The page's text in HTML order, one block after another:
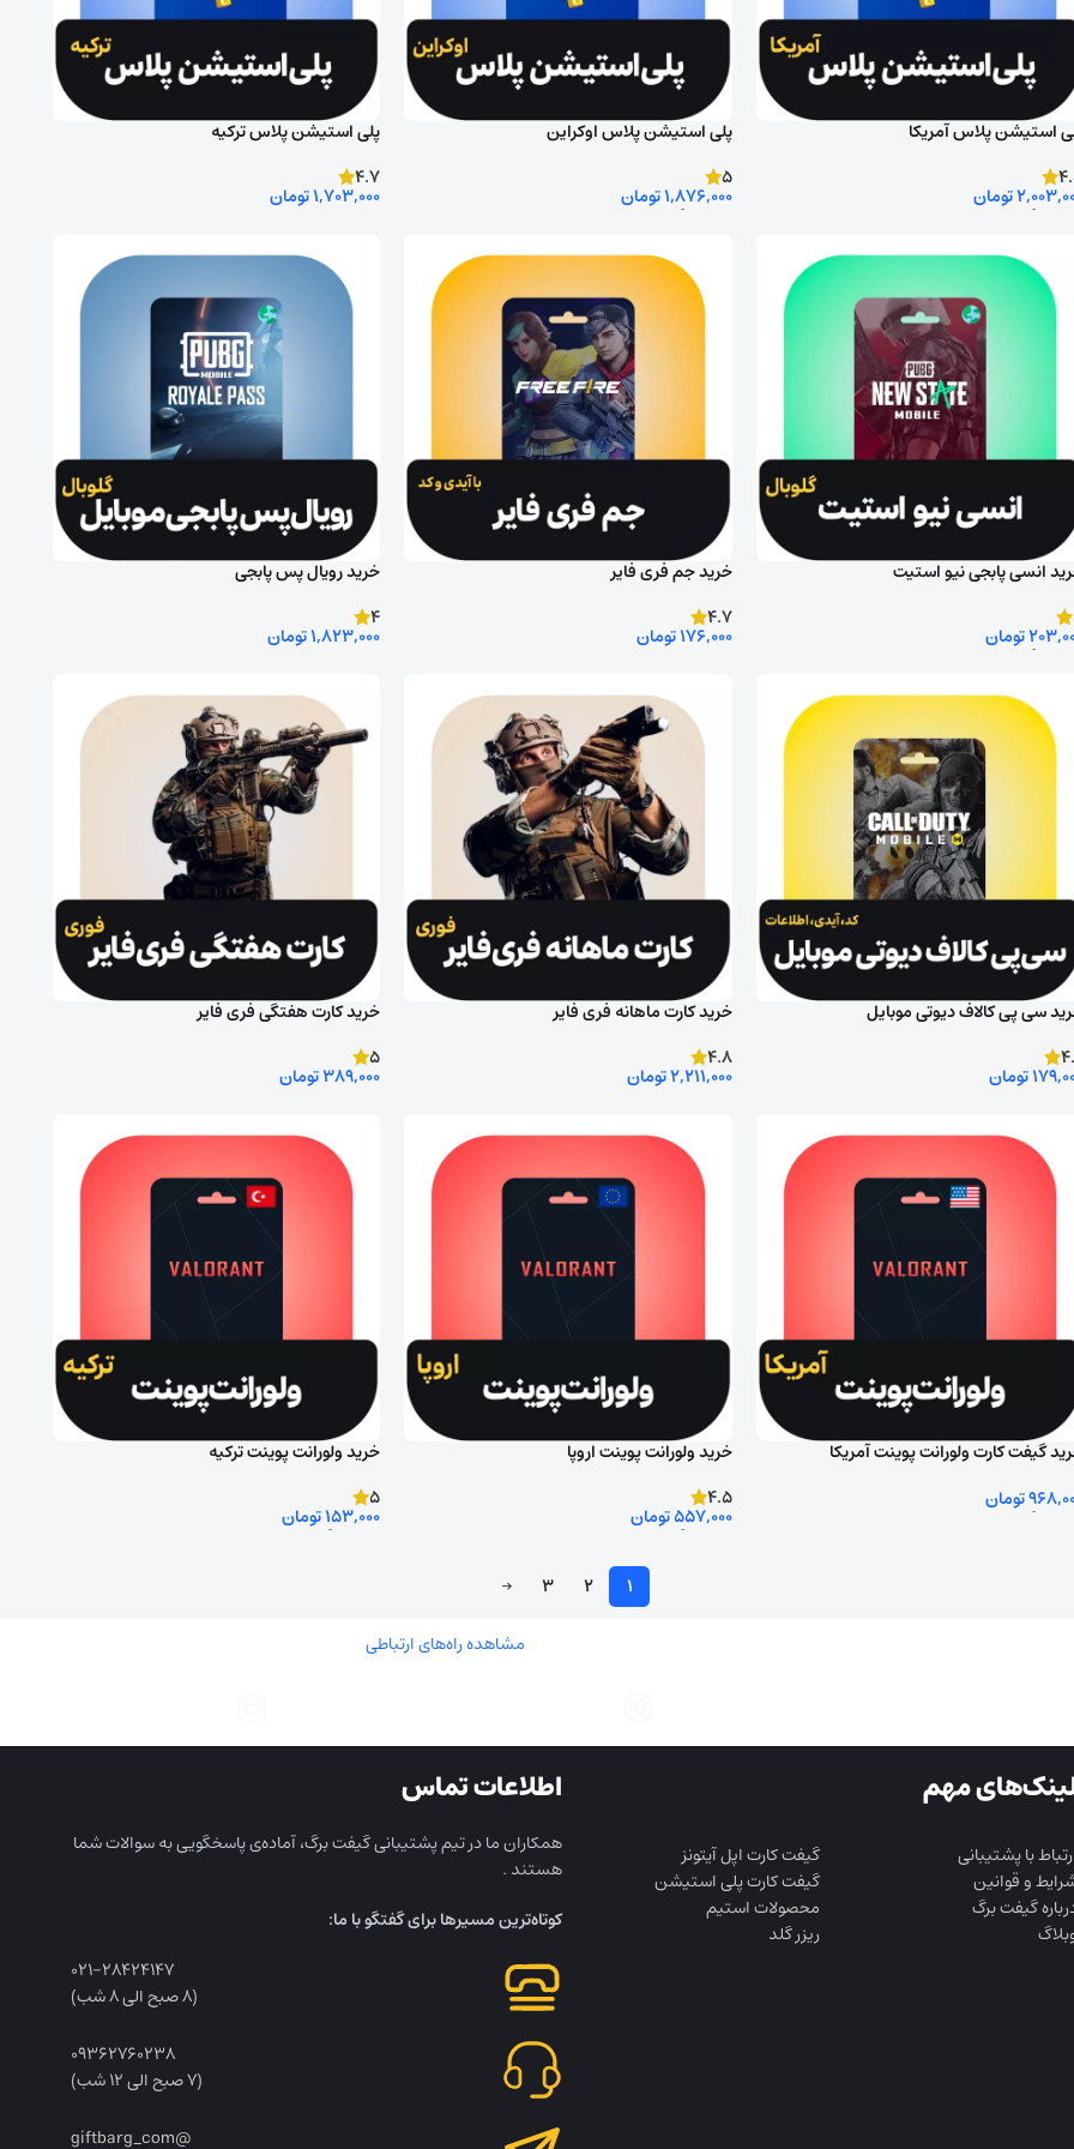
استیشن پلاس آمریکا
تومان
انتخاب گزینه ها
پلی استیشن پلاس اوکراین
5
1,876,000تومان
انتخاب گزینه ها
پلی استیشن پلاس ترکیه
4.7
1,703,000تومان
انسی پابجی نیو استیت
تومان
انتخاب گزینه ها
خرید جم فری فایر
4.7
176,000تومان
خرید رویال پس پابجی
4
1,823,000تومان
سی پی کالاف دیوتی موبایل
تومان
خرید کارت ماهانه فری فایر
4.8
2,211,000تومان
خرید کارت هفتگی فری فایر
5
389,000تومان
گیفت کارت ولورانت پوینت آمریکا
تومان
انتخاب گزینه ها
خرید ولورانت پوینت اروپا
4.5
557,000تومان
انتخاب گزینه ها
خرید ولورانت پوینت ترکیه
5
153,000تومان
انتخاب گزینه ها
1
2
3
→
مشاهده راه‌های ارتباطی
مهم
با پشتیبانی
و قوانین
گیفت برگ
گیفت کارت اپل آیتونز
گیفت کارت پلی استیشن
محصولات استیم
ریزر گلد
اطلاعات تماس
همکاران ما در تیم پشتیبانی گیفت برگ، آماده‌ی پاسخگویی به سوالات شما
هستند .
کوتاه‌ترین مسیرها برای گفتگو با ما:
۰۲۱-۲۸۴۲۴۱۴۷
(۸ صبح الی ۸ شب)
۰۹۳۶۲۷۶۰۲۳۸
(۷ صبح الی ۱۲ شب)
@giftbarg_com